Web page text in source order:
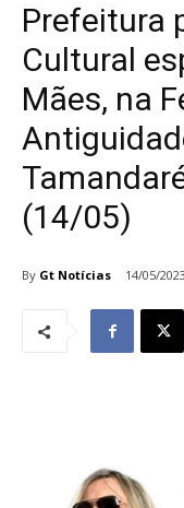
Prefeitura
Cultural
Mães, na
(14/05)
By Gt Notícias 14/05/2023